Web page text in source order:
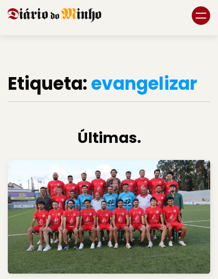
Etiqueta:evangelizar
Últimas.